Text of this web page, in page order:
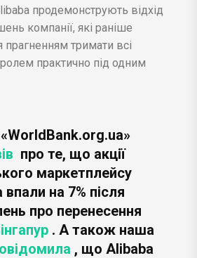
продемонструють відхід
компанії, які раніше
тримати всі
практично під одним
про те, що акції
маркетплейсу
впали на 7% після
про перенесення
. А також наша
, що Alibaba